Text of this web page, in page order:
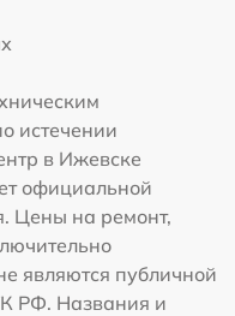
истечении
в Ижевске
официальной
Цены на ремонт,
являются публичной
РФ. Названия и